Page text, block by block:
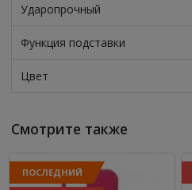
Ударопрочный
Функция подставки
Цвет
Смотрите также
ПОСЛЕДНИЙ